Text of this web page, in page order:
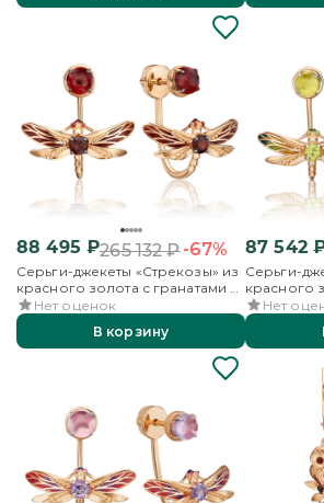
88 495 ₽265 132₽-67%
Серьги-джекеты «Стрекозы» из
красного золота с гранатами и
эмалью
Нет оценок
В корзину
87 542
Серьги-
красного
Нет